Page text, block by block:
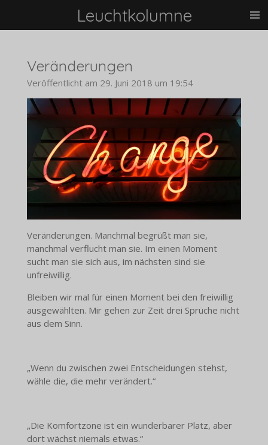
Leuchtkolumne
Veränderungen
Veröffentlicht am 29. Juni 2018 um 19:54
Veränderungen. Manchmal begrüßt man sie,
manchmal verflucht man sie. Im einen Moment
sucht man sie sich aus, im nächsten sind sie
unfreiwillig.
Bleiben wir mal für einen Moment bei den freiwillig
ausgewählten. Mir gehen zur Zeit drei Sprüche nicht
aus dem Sinn.
„Wenn du zwischen zwei Entscheidungen stehst,
wähle die, die mehr verändert.“
„Die Komfortzone ist ein wunderbarer Platz, aber
dort wächst niemals etwas.“